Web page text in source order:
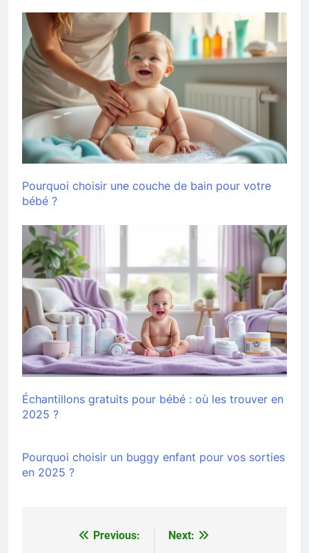
Pourquoi choisir une couche de bain pour votre
bébé ?
Échantillons gratuits pour bébé : où les trouver en
2025 ?
Pourquoi choisir un buggy enfant pour vos sorties
en 2025 ?
NavigationPrevious:
Next: